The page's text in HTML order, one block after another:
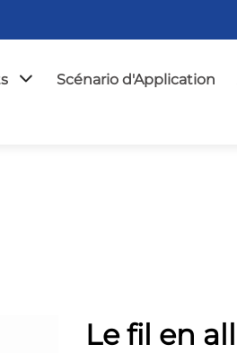
Scénario d'Application
Le fil en